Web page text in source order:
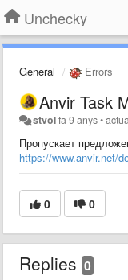
Unchecky
General Errors
Anvir Task
stvolfa 9 anys•
Пропускает
https://www.anvir.net/
0 0
Replies 0